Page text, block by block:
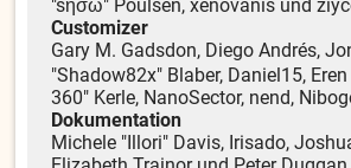
"sησω" Poulsen, xenovanis und
Customizer
Gary M. Gadsdon, Diego Andrés,
"Shadow82x" Blaber, Daniel15,
360" Kerle, NanoSector, nend,
Dokumentation
Michele "Illori" Davis, Irisado,